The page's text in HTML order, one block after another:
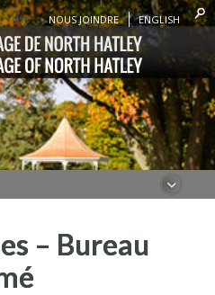
NOUS JOINDRE ENGLISH
– Bureau